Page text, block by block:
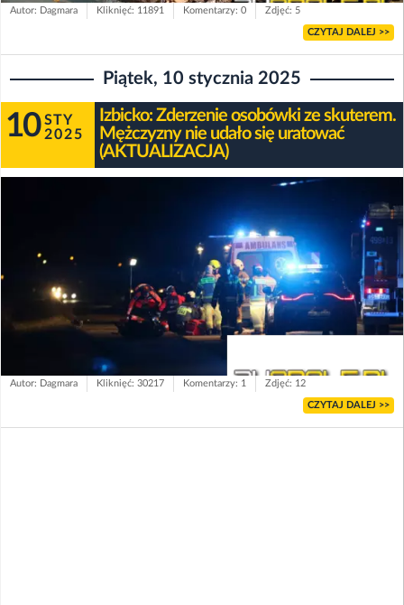
Autor: Dagmara Kliknięć: 11891 Komentarzy: 0 Zdjęć: 5
CZYTAJ DALEJ >>
Piątek, 10 stycznia 2025
10 STY
2025
Izbicko: Zderzenie osobówki ze skuterem.
Mężczyzny nie udało się uratować
(AKTUALIZACJA)
Autor: Dagmara Kliknięć: 30217 Komentarzy: 1 Zdjęć: 12
CZYTAJ DALEJ >>